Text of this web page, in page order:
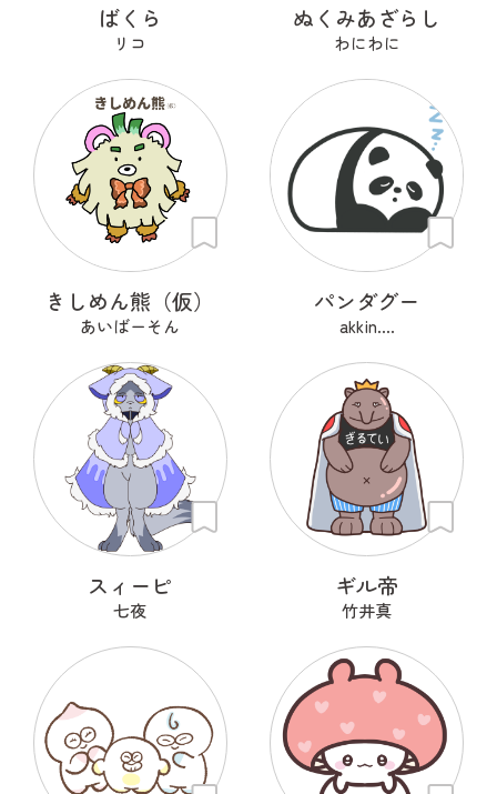
ばくら
リコ
ぬくみあざらし
わにわに
きしめん熊（仮）
あいばーそん
パンダグー
akkin....
スィーピ
七夜
ギル帝
竹井真